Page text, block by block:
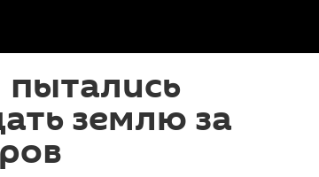
землю за